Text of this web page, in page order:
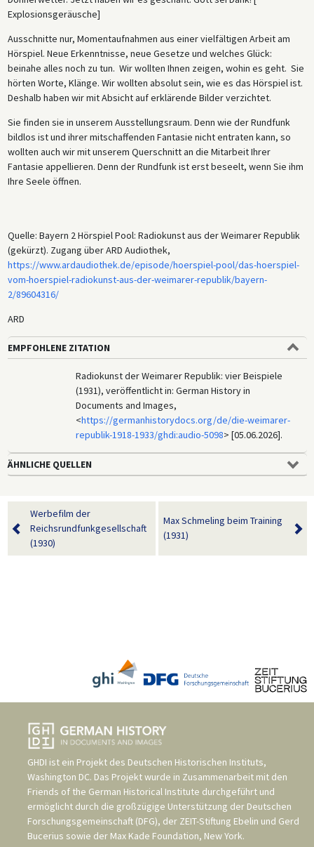
Explosionsgeräusche]
Ausschnitte nur, Momentaufnahmen aus einer vielfältigen Arbeit am
Hörspiel. Neue Erkenntnisse, neue Gesetze und welches Glück:
beinahe alles noch zu tun. Wir wollten Ihnen zeigen, wohin es geht. Sie
hörten Worte, Klänge. Wir wollten absolut sein, wie es das Hörspiel ist.
Deshalb haben wir mit Absicht auf erklärende Bilder verzichtet.
Sie finden sie in unserem Ausstellungsraum. Denn wie der Rundfunk
bildlos ist und ihrer mitschaffenden Fantasie nicht entraten kann, so
wollten auch wir mit unserem Querschnitt an die Mitarbeit Ihrer
Fantasie appellieren. Denn der Rundfunk ist erst beseelt, wenn Sie ihm
Ihre Seele öffnen.
Quelle: Bayern 2 Hörspiel Pool: Radiokunst aus der Weimarer Republik
(gekürzt). Zugang über ARD Audiothek,
https://www.ardaudiothek.de/episode/hoerspiel-pool/das-hoerspiel-
vom-hoerspiel-radiokunst-aus-der-weimarer-republik/bayern-
2/89604316/
ARD
EMPFOHLENE ZITATION
Radiokunst der Weimarer Republik: vier Beispiele
(1931), veröffentlicht in: German History in
Documents and Images,
<https://germanhistorydocs.org/de/die-weimarer-
republik-1918-1933/ghdi:audio-5098> [05.06.2026].
ÄHNLICHE QUELLEN
Werbefilm der
Reichsrundfunkgesellschaft
(1930)
Max Schmeling beim Training
(1931)
GHDI ist ein Projekt des Deutschen Historischen Instituts,
Washington DC. Das Projekt wurde in Zusammenarbeit mit den
Friends of the German Historical Institute durchgeführt und
ermöglicht durch die großzügige Unterstützung der Deutschen
Forschungsgemeinschaft (DFG), der ZEIT-Stiftung Ebelin und Gerd
Bucerius sowie der Max Kade Foundation, New York.